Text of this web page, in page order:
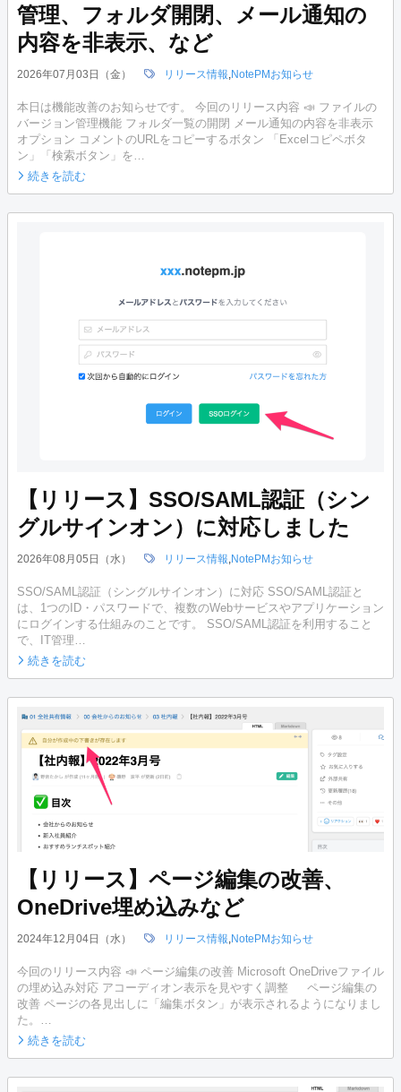
管理、フォルダ開閉、メール通知の
内容を非表示、など
2026年07月03日（金） リリース情報 NotePMお知らせ
本日は機能改善のお知らせです。 今回のリリース内容 📣 ファイルの
バージョン管理機能 フォルダ一覧の開閉 メール通知の内容を非表示
オプション コメントのURLをコピーするボタン 「Excelコピペボタ
ン」「検索ボタン」を…
続きを読む
【リリース】SSO/SAML認証（シン
グルサインオン）に対応しました
2026年08月05日（水） リリース情報,NotePMお知らせ
SSO/SAML認証（シングルサインオン）に対応 SSO/SAML認証と
は、1つのID・パスワードで、複数のWebサービスやアプリケーション
にログインする仕組みのことです。 SSO/SAML認証を利用すること
で、IT管理…
続きを読む
【リリース】ページ編集の改善、
OneDrive埋め込みなど
2024年12月04日（水） リリース情報,NotePMお知らせ
今回のリリース内容 📣 ページ編集の改善 Microsoft OneDriveファイル
の埋め込み対応 アコーディオン表示を見やすく調整 ページ編集の
改善 ページの各見出しに「編集ボタン」が表示されるようになりまし
た。…
続きを読む